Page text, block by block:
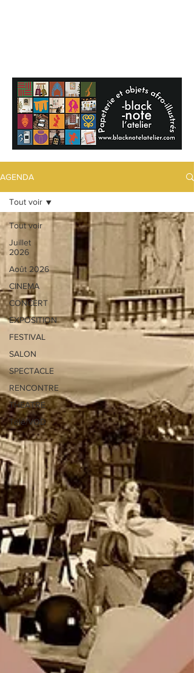
AGENDA
Tout voir
Juillet
2026
Août 2026
CINEMA
CONCERT
EXPOSITION
FESTIVAL
SALON
SPECTACLE
RENCONTRE
THEATRE
Télé/VOD
Tout voir